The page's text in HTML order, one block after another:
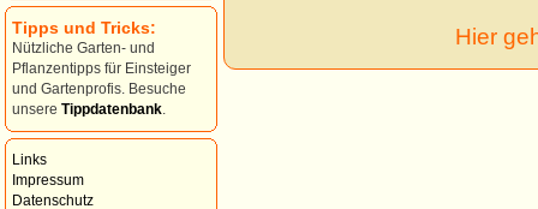
Tipps und Tricks:
Nützliche Garten- und
Pflanzentipps für Einsteiger
und Gartenprofis. Besuche
unsere Tippdatenbank
Links
Impressum
Datenschutz
Hier